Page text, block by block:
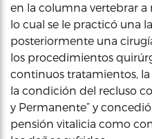
en la columna vertebrar
lo cual se le practicó una
posteriormente una
los procedimientos
continuos tratamientos,
la condición del recluso
y Permanente” y
pensión vitalicia como